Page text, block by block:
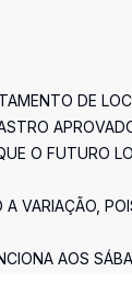
DE
O FUTURO
VARIAÇÃO,
AOS